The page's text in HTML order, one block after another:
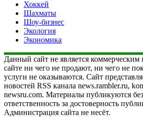
Хоккей
Шахматы
Шоу-бизнес
Экология
Экономика
Данный сайт не является
сайте ни чего не продают, ни чего не
услуги не оказываются. Сайт
новостей RSS канала news.rambler.ru,
newsru.com. Материалы публикуются
ответственность за достоверность
Администрация сайта не несёт.